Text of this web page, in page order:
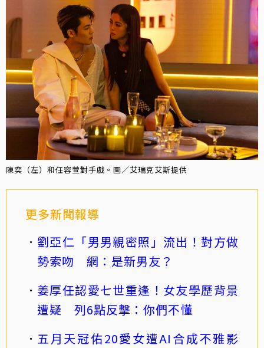
陳奕（左）和任容萱對手戲。圖／艾瑞克艾斯提供
更多新聞報導
劉亞仁「男男親密照」流出！對方做
勢索吻 網：是新男友？
姜厚任認愛七世重逢！女友學歷背景
遭疑 列6點反擊：你們不懂
五月天冠佑20愛女遭AI合成不雅影